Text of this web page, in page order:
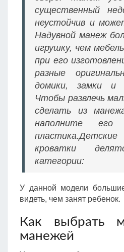
существенный
неустойчив и
Надувной манеж
игрушку, чем
при его
разные
домики, замки и
Чтобы развлечь
сделать из
наполните
кроватки
категории:
У данной модели
видеть, чем занят ребенок.
Как выбрать
манежей